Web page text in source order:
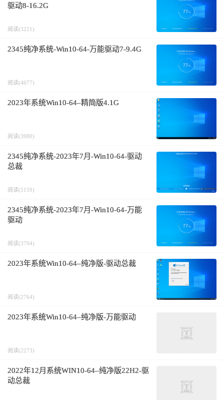
驱动8-16.2G
阅读(3221)
2345纯净系统-Win10-64-万能驱动7-9.4G
阅读(4677)
2023年系统Win10-64–精简版4.1G
阅读(3980)
2345纯净系统-2023年7月-Win10-64-驱动
总裁
阅读(5159)
2345纯净系统-2023年7月-Win10-64-万能
驱动
阅读(3794)
2023年系统Win10-64–纯净版-驱动总裁
阅读(2764)
2023年系统Win10-64–纯净版-万能驱动
阅读(2273)
2022年12月系统WIN10-64–纯净版22H2-驱
动总裁